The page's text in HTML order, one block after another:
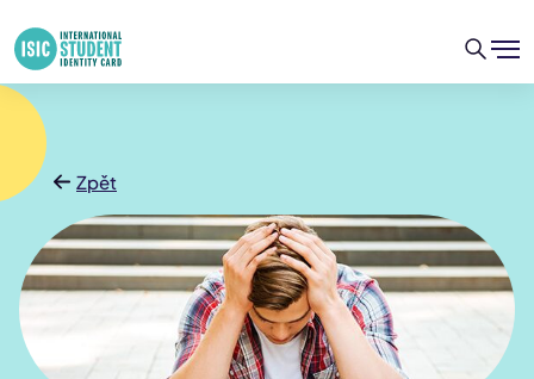
Zpět